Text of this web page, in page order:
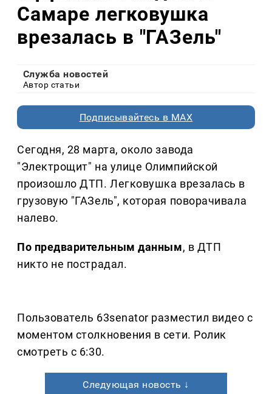
Самаре легковушка
врезалась в "ГАЗель"
Служба новостей
Автор статьи
Подписывайтесь в MAX
Сегодня, 28 марта, около завода
"Электрощит" на улице Олимпийской
произошло ДТП. Легковушка врезалась в
грузовую "ГАЗель", которая поворачивала
налево.
По предварительным данным, в ДТП
никто не пострадал.
Пользователь 63senator разместил видео с
моментом столкновения в сети. Ролик
смотреть с 6:30.
Следующая новость ↓